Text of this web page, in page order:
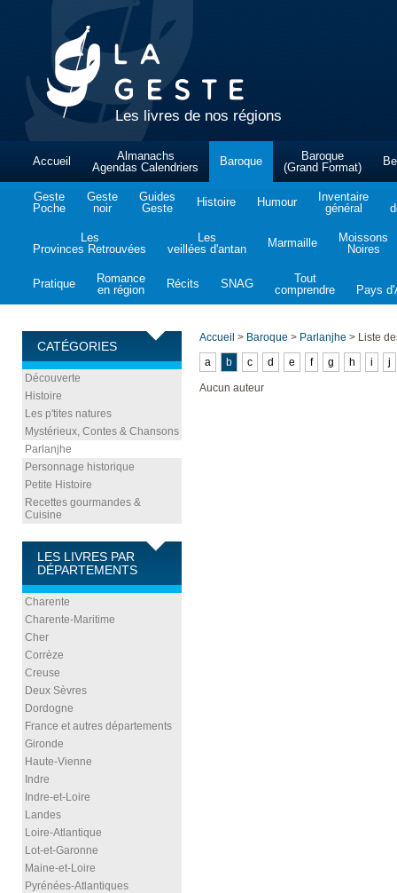
Les livres de nos régions
Accueil
Almanachs
Agendas Calendriers
Baroque
Baroque
(Grand Format)
Geste
Poche
Geste
noir
Guides
Geste
Histoire Humour
Inventaire
général
Les
Provinces Retrouvées
Les
veillées d'antan
Marmaille
Moissons
Noires
Pratique
Romance
en région
Récits SNAG
Tout
comprendre
Pays
CATÉGORIES
Découverte
Histoire
Les p'tites natures
Mystérieux, Contes & Chansons
Parlanjhe
Personnage historique
Petite Histoire
Recettes gourmandes &
Cuisine
LES LIVRES PAR
DÉPARTEMENTS
Charente
Charente-Maritime
Cher
Corrèze
Creuse
Deux Sèvres
Dordogne
France et autres départements
Gironde
Haute-Vienne
Indre
Indre-et-Loire
Landes
Loire-Atlantique
Lot-et-Garonne
Maine-et-Loire
Pyrénées-Atlantiques
Accueil > Baroque > Parlanjhe > Liste
a
b c d e f g h i j
Aucun auteur